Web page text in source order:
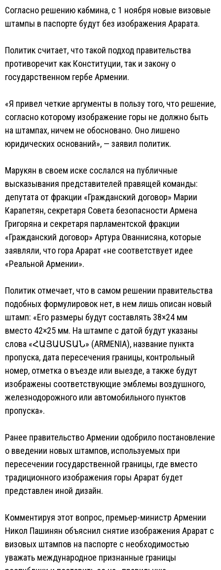
Согласно решению кабмина, с 1 ноября новые визовые
штампы в паспорте будут без изображения Арарата.
Политик считает, что такой подход правительства
противоречит как Конституции, так и закону о
государственном гербе Армении.
«Я привел четкие аргументы в пользу того, что решение,
согласно которому изображение горы не должно быть
на штампах, ничем не обосновано. Оно лишено
юридических оснований», — заявил политик.
Марукян в своем иске сослался на публичные
высказывания представителей правящей команды:
депутата от фракции «Гражданский договор» Марии
Карапетян, секретаря Совета безопасности Армена
Григоряна и секретаря парламентской фракции
«Гражданский договор» Артура Ованнисяна, которые
заявляли, что гора Арарат «не соответствует идее
«Реальной Армении».
Политик отмечает, что в самом решении правительства
подобных формулировок нет, в нем лишь описан новый
штамп: «Его размеры будут составлять 38×24 мм
вместо 42×25 мм. На штампе с датой будут указаны
слова «ՀԱՅԱՍՏԱՆ» (ARMENIA), название пункта
пропуска, дата пересечения границы, контрольный
номер, отметка о въезде или выезде, а также будут
изображены соответствующие эмблемы воздушного,
железнодорожного или автомобильного пунктов
пропуска».
Ранее правительство Армении одобрило постановление
о введении новых штампов, используемых при
пересечении государственной границы, где вместо
традиционного изображения горы Арарат будет
представлен иной дизайн.
Комментируя этот вопрос, премьер-министр Армении
Никол Пашинян объяснил снятие изображения Арарат с
визовых штампов на паспорте с необходимостью
уважать международное признанные границы